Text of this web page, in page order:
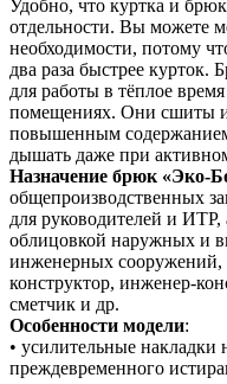
Удобно, что куртка и
отдельности. Вы можете
необходимости, потому
два раза быстрее курток.
для работы в тёплое
помещениях. Они сшиты
повышенным содержанием
дышать даже при
Назначение брюк «Эко-
общепроизводственных
для руководителей и ИТР,
облицовкой наружных и
инженерных сооружений,
конструктор, инженер-
сметчик и др.
Особенности модели:
• усилительные
преждевременного